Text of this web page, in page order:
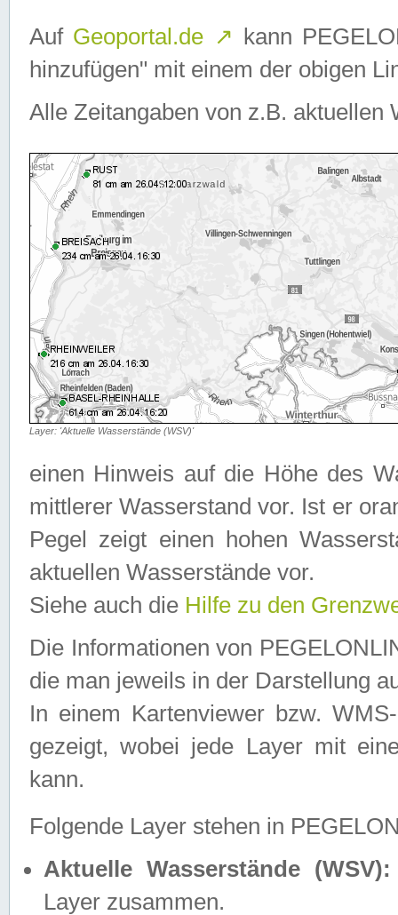
Auf Geoportal.de ↗ kann
hinzufügen" mit einem der obigen
Alle Zeitangaben von z.B. aktuellen
Layer: 'Aktuelle Wasserstände (WSV)'
einen Hinweis auf die Höhe des
mittlerer Wasserstand vor. Ist er
Pegel zeigt einen hohen
aktuellen Wasserstände vor.
Siehe auch die Hilfe zu den
Die Informationen von
die man jeweils in der Darstellung
In einem Kartenviewer bzw.
gezeigt, wobei jede Layer mit
kann.
Folgende Layer stehen in
Aktuelle Wasserstände (WSV):
Layer zusammen.